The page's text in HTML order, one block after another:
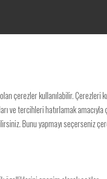
çerezler kullanılabilir. Çerezleri
ve tercihleri hatırlamak
Bunu yapmayı seçerseniz